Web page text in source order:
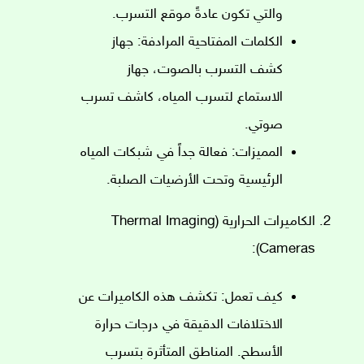
والتي تكون عادةً موقع التسرب.
الكلمات المفتاحية المرادفة: جهاز
كشف التسرب بالصوت، جهاز
الاستماع لتسرب المياه، كاشف تسرب
صوتي.
المميزات: فعالة جداً في شبكات المياه
الرئيسية وتحت الأرضيات الصلبة.
الكاميرات الحرارية (Thermal Imaging
Cameras):
كيف تعمل: تكشف هذه الكاميرات عن
الاختلافات الدقيقة في درجات حرارة
الأسطح. المناطق المتأثرة بتسرب